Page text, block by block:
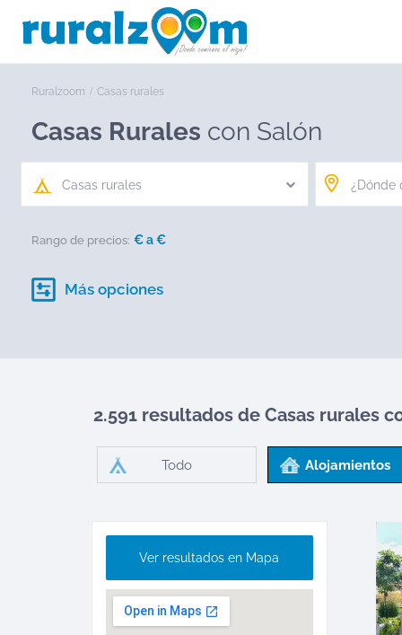
Ruralzoom Casas rurales
Casas Rurales con Salón
Casas rurales
Rango de precios: € a€
Más opciones
2.591 resultados de Casas rurales
Todo Alojamientos
Ver resultados en Mapa